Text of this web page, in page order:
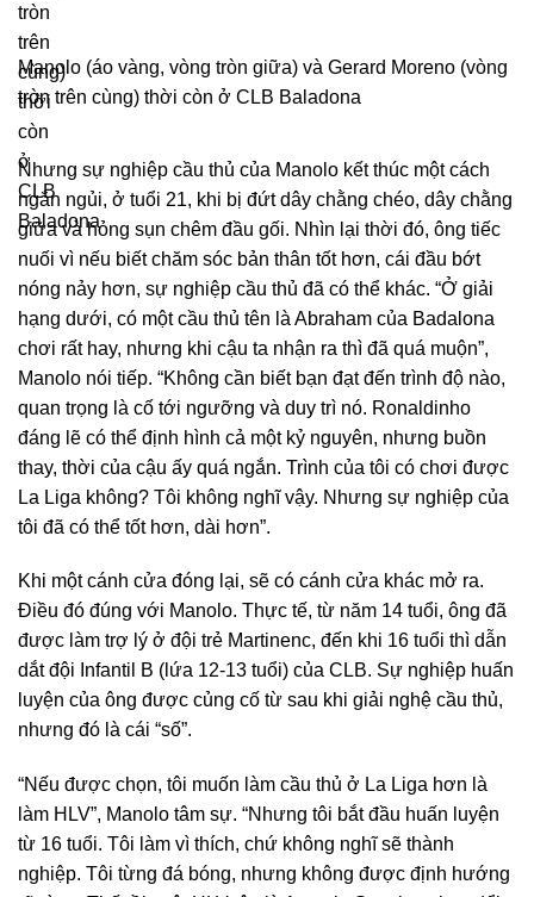
Manolo (áo vàng, vòng tròn giữa) và Gerard Moreno (vòng
tròn trên cùng) thời còn ở CLB Baladona
Nhưng sự nghiệp cầu thủ của Manolo kết thúc một cách
ngắn ngủi, ở tuổi 21, khi bị đứt dây chằng chéo, dây chằng
giữa và hỏng sụn chêm đầu gối. Nhìn lại thời đó, ông tiếc
nuối vì nếu biết chăm sóc bản thân tốt hơn, cái đầu bớt
nóng nảy hơn, sự nghiệp cầu thủ đã có thể khác. “Ở giải
hạng dưới, có một cầu thủ tên là Abraham của Badalona
chơi rất hay, nhưng khi cậu ta nhận ra thì đã quá muộn”,
Manolo nói tiếp. “Không cần biết bạn đạt đến trình độ nào,
quan trọng là cố tới ngưỡng và duy trì nó. Ronaldinho
đáng lẽ có thể định hình cả một kỷ nguyên, nhưng buồn
thay, thời của cậu ấy quá ngắn. Trình của tôi có chơi được
La Liga không? Tôi không nghĩ vậy. Nhưng sự nghiệp của
tôi đã có thể tốt hơn, dài hơn”.
Khi một cánh cửa đóng lại, sẽ có cánh cửa khác mở ra.
Điều đó đúng với Manolo. Thực tế, từ năm 14 tuổi, ông đã
được làm trợ lý ở đội trẻ Martinenc, đến khi 16 tuổi thì dẫn
dắt đội Infantil B (lứa 12-13 tuổi) của CLB. Sự nghiệp huấn
luyện của ông được củng cố từ sau khi giải nghệ cầu thủ,
nhưng đó là cái “số”.
“Nếu được chọn, tôi muốn làm cầu thủ ở La Liga hơn là
làm HLV”, Manolo tâm sự. “Nhưng tôi bắt đầu huấn luyện
từ 16 tuổi. Tôi làm vì thích, chứ không nghĩ sẽ thành
nghiệp. Tôi từng đá bóng, nhưng không được định hướng